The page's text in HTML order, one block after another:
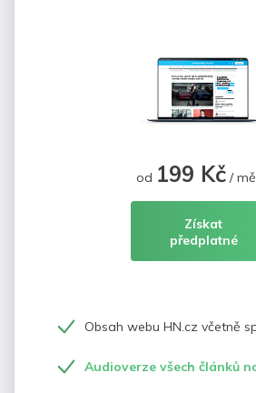
od 199 Kč/
Získat
předplatné
Obsah webu HN.cz včetně
Audioverze všech článků